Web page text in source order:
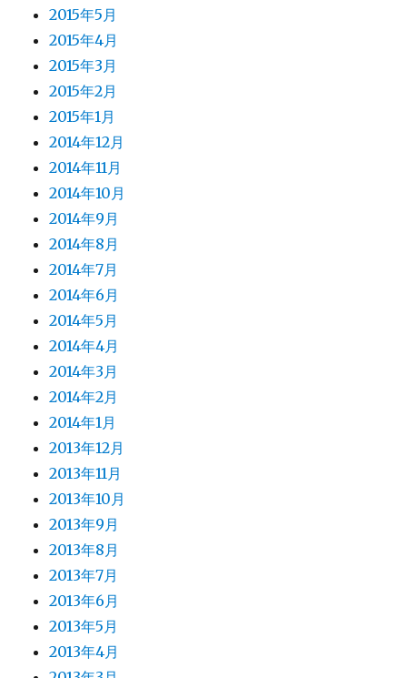
2015年5月
2015年4月
2015年3月
2015年2月
2015年1月
2014年12月
2014年11月
2014年10月
2014年9月
2014年8月
2014年7月
2014年6月
2014年5月
2014年4月
2014年3月
2014年2月
2014年1月
2013年12月
2013年11月
2013年10月
2013年9月
2013年8月
2013年7月
2013年6月
2013年5月
2013年4月